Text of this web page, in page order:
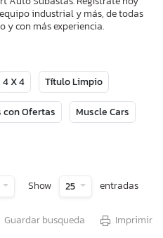
industrial y más, de todas
y con más experiencia.
4 X 4 Título Limpio
con Ofertas Muscle Cars
Show 25 entradas
Guardar busqueda Imprimir